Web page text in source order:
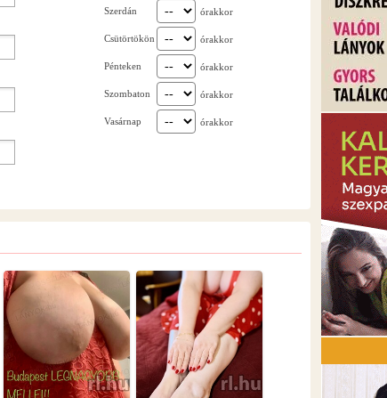
Szerdán órakkor
Csütörtökön órakkor
Pénteken órakkor
Szombaton órakkor
Vasárnap órakkor